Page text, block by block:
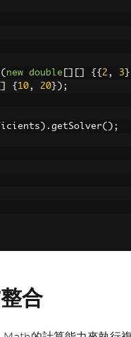
( new double {{ 2 , 3
{ 10, 20 });
). getSolver();
合